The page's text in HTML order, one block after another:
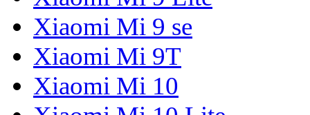
Xiaomi Mi 9 se
Xiaomi Mi 9T
Xiaomi Mi 10